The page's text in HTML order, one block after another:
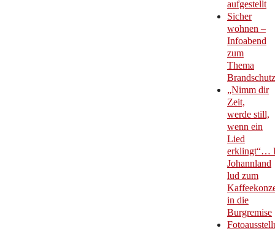
aufgestellt
Sicher
wohnen –
Infoabend
zum
Thema
Brandschutz
„Nimm dir
Zeit,
werde still,
wenn ein
Lied
erklingt“…
Johannland
lud zum
in die
Burgremise